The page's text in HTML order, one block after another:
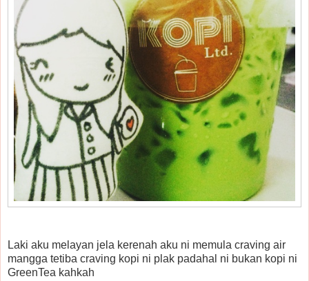
Laki aku melayan jela kerenah aku ni memula craving air
mangga tetiba craving kopi ni plak padahal ni bukan kopi ni
GreenTea kahkah